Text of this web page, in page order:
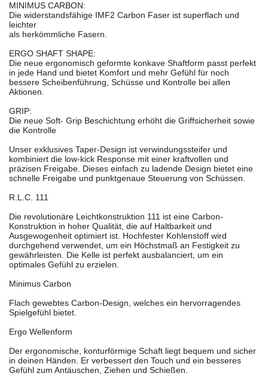
MINIMUS CARBON:
Die widerstandsfähige IMF2 Carbon Faser ist superflach und
leichter
als herkömmliche Fasern.
ERGO SHAFT SHAPE:
Die neue ergonomisch geformte konkave Shaftform passt perfekt
in jede Hand und bietet Komfort und mehr Gefühl für noch
bessere Scheibenführung, Schüsse und Kontrolle bei allen
Aktionen.
GRIP:
Die neue Soft- Grip Beschichtung erhöht die Griffsicherheit sowie
die Kontrolle
Unser exklusives Taper-Design ist verwindungssteifer und
kombiniert die low-kick Response mit einer kraftvollen und
präzisen Freigabe. Dieses einfach zu ladende Design bietet eine
schnelle Freigabe und punktgenaue Steuerung von Schüssen.
R.L.C. 111
Die revolutionäre Leichtkonstruktion 111 ist eine Carbon-
Konstruktion in hoher Qualität, die auf Haltbarkeit und
Ausgewogenheit optimiert ist. Hochfester Kohlenstoff wird
durchgehend verwendet, um ein Höchstmaß an Festigkeit zu
gewährleisten. Die Kelle ist perfekt ausbalanciert, um ein
optimales Gefühl zu erzielen.
Minimus Carbon
Flach gewebtes Carbon-Design, welches ein hervorragendes
Spielgefühl bietet.
Ergo Wellenform
Der ergonomische, konturförmige Schaft liegt bequem und sicher
in deinen Händen. Er verbessert den Touch und ein besseres
Gefühl zum Antäuschen, Ziehen und Schießen.